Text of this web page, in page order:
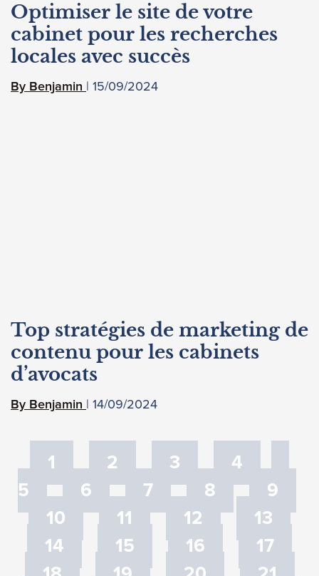
Optimiser le site de votre
cabinet pour les recherches
locales avec succès
Benjamin 15/09/2024
Top stratégies de marketing de
contenu pour les cabinets
d’avocats
Benjamin 14/09/2024
1 2 3
4
5
6 7 8
9
10
11 12
13
14
15 16
17